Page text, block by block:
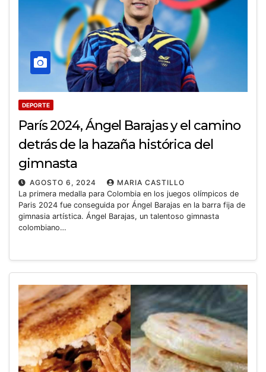
DEPORTE
París 2024, Ángel Barajas y el camino
detrás de la hazaña histórica del
gimnasta
AGOSTO 6, 2024
MARIA CASTILLO
La primera medalla para Colombia en los juegos olímpicos de
Paris 2024 fue conseguida por Ángel Barajas en la barra fija de
gimnasia artística. Ángel Barajas, un talentoso gimnasta
colombiano…